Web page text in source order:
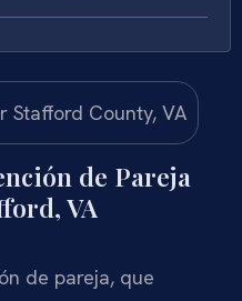
de Pareja
VA
de pareja, que